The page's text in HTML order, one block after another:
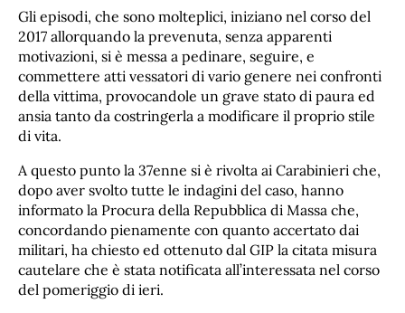
Gli episodi, che sono molteplici, iniziano nel corso del
2017 allorquando la prevenuta, senza apparenti
motivazioni, si è messa a pedinare, seguire, e
commettere atti vessatori di vario genere nei confronti
della vittima, provocandole un grave stato di paura ed
ansia tanto da costringerla a modificare il proprio stile
di vita.
A questo punto la 37enne si è rivolta ai Carabinieri che,
dopo aver svolto tutte le indagini del caso, hanno
informato la Procura della Repubblica di Massa che,
concordando pienamente con quanto accertato dai
militari, ha chiesto ed ottenuto dal GIP la citata misura
cautelare che è stata notificata all’interessata nel corso
del pomeriggio di ieri.